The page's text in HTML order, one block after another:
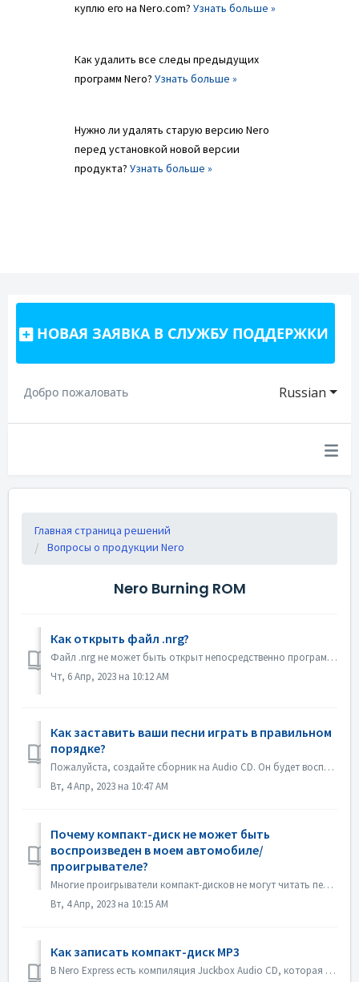
куплю его на Nero.com? Узнать больше »
Как удалить все следы предыдущих
программ Nero? Узнать больше »
Нужно ли удалять старую версию Nero
перед установкой новой версии
продукта? Узнать больше »
НОВАЯ ЗАЯВКА В СЛУЖБУ ПОДДЕРЖКИ
Russian
Добро пожаловать
Главная страница решений
Вопросы о продукции Nero
Nero Burning ROM
Как открыть файл .nrg?
Файл .nrg не может быть открыт непосредственно программой Nero Burning ROM. Вы можете записать файл nrg на диск с помощью Nero Burning ROM. Или использоват...
Чт, 6 Апр, 2023 на 10:12 AM
Как заставить ваши песни играть в правильном
порядке?
Пожалуйста, создайте сборник на Audio CD. Он будет воспроизводиться в том порядке, в котором вы добавили файлы. Если вы создадите другой сборник, который бу...
Вт, 4 Апр, 2023 на 10:47 AM
Почему компакт-диск не может быть
воспроизведен в моем автомобиле/
проигрывателе?
Многие проигрыватели компакт-дисков не могут читать перезаписываемые компакт-диски (CD-RW). Поэтому для записи Audio CD следует использовать обычные CD-ROM.
Вт, 4 Апр, 2023 на 10:15 AM
Как записать компакт-диск MP3
В Nero Express есть компиляция Juckbox Audio CD, которая создает CD со всеми вашими любимыми файлами MP3, WMA или Nero AAC, которые могут быть воспроизведен...